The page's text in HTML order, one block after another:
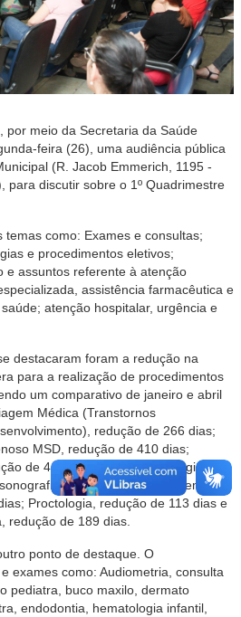
por meio da Secretaria da Saúde
feira (26), uma audiência pública
(R. Jacob Emmerich, 1195 -
para discutir sobre o 1º Quadrimestre
temas como: Exames e consultas;
e procedimentos eletivos;
e assuntos referente à atenção
assistência farmacêutica e
atenção hospitalar, urgência e
destacaram foram a redução na
para a realização de procedimentos
um comparativo de janeiro e abril
Médica (Transtornos
redução de 266 dias;
MSD, redução de 410 dias;
de 417 dias; pequenas cirurgias,
Doppler arterial de membros
Proctologia, redução de 113 dias e
redução de 189 dias.
ponto de destaque. O
exames como: Audiometria, consulta
pediatra, buco maxilo, dermato
endodontia, hematologia infantil,